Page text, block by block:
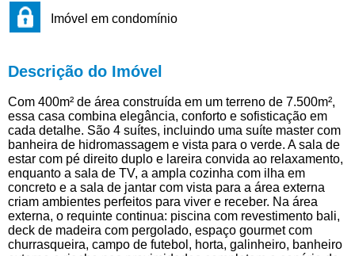
Imóvel em condomínio
Descrição do Imóvel
Com 400m² de área construída em um terreno de 7.500m²,
essa casa combina elegância, conforto e sofisticação em
cada detalhe. São 4 suítes, incluindo uma suíte master com
banheira de hidromassagem e vista para o verde. A sala de
estar com pé direito duplo e lareira convida ao relaxamento,
enquanto a sala de TV, a ampla cozinha com ilha em
concreto e a sala de jantar com vista para a área externa
criam ambientes perfeitos para viver e receber. Na área
externa, o requinte continua: piscina com revestimento bali,
deck de madeira com pergolado, espaço gourmet com
churrasqueira, campo de futebol, horta, galinheiro, banheiro